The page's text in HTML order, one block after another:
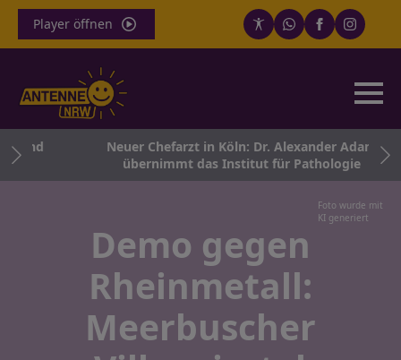
Player öffnen
Neuer Chefarzt in Köln: Dr. Alexander Adam
übernimmt das Institut für Pathologie
Foto wurde mit
KI generiert
Demo gegen
Rheinmetall:
Meerbuscher